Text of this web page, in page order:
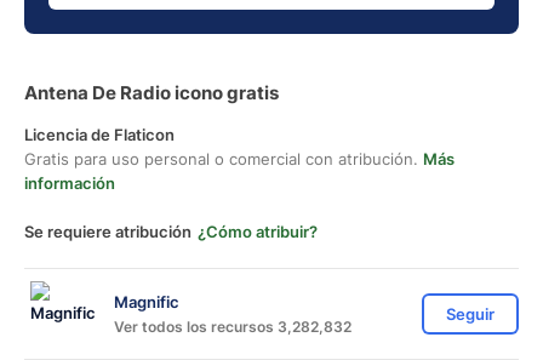
Antena De Radio icono gratis
Licencia de Flaticon
Gratis para uso personal o comercial con atribución. Más
información
Se requiere atribución ¿Cómo atribuir?
Magnific
Ver todos los recursos 3,282,832
Seguir